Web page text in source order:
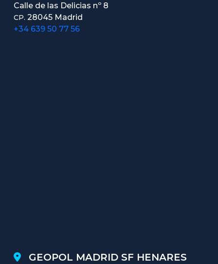
Calle de las Delicias nº 8
CP. 28045 Madrid
+34 639 50 77 56
GEOPOL MADRID SF HENARES